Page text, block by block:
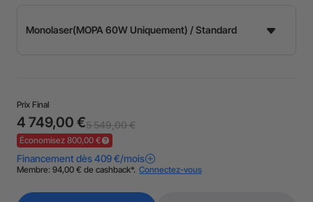
Prix Final
4 749,00 €5 549,00 €
Économisez 800,00 €